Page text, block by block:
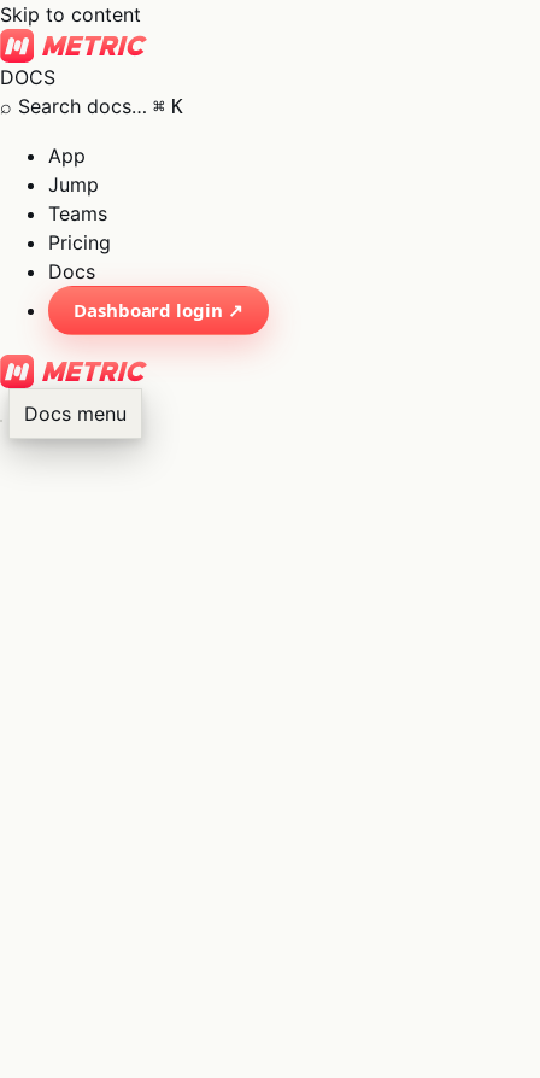
Skip to content
DOCS
⌕ Search docs… ⌘ K
App
Jump
Teams
Pricing
Docs
Dashboard login ↗
Docs menu